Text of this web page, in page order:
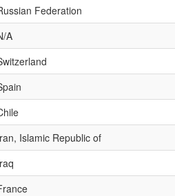
Federation
A
Islamic Republic of